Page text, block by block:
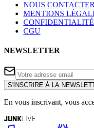
NOUS
MENTIONS
CONFIDENTIALITÉ
CGU
NEWSLETTER
S'INSCRIRE À LA
En vous inscrivant, vous
JUNKLIVE